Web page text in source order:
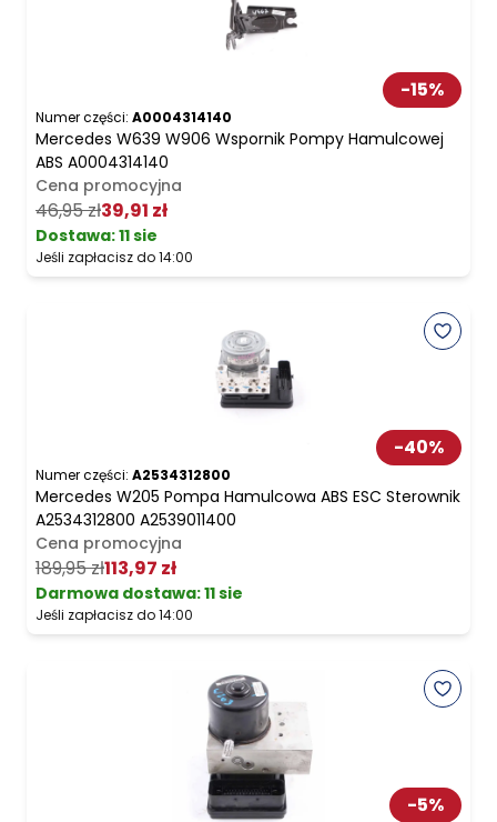
-15%
Numer części: A0004314140
Mercedes W639 W906 Wspornik Pompy Hamulcowej
ABS A0004314140
Cena promocyjna
46,95 zł39,91 zł
Dostawa:11 sie
Jeśli zapłacisz do 14:00
-40%
Numer części: A2534312800
Mercedes W205 Pompa Hamulcowa ABS ESC Sterownik
A2534312800 A2539011400
Cena promocyjna
189,95 zł113,97 zł
Darmowa dostawa:11 sie
Jeśli zapłacisz do 14:00
-5%